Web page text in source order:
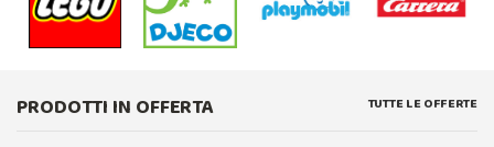
PRODOTTI IN OFFERTA TUTTE LE OFFERTE